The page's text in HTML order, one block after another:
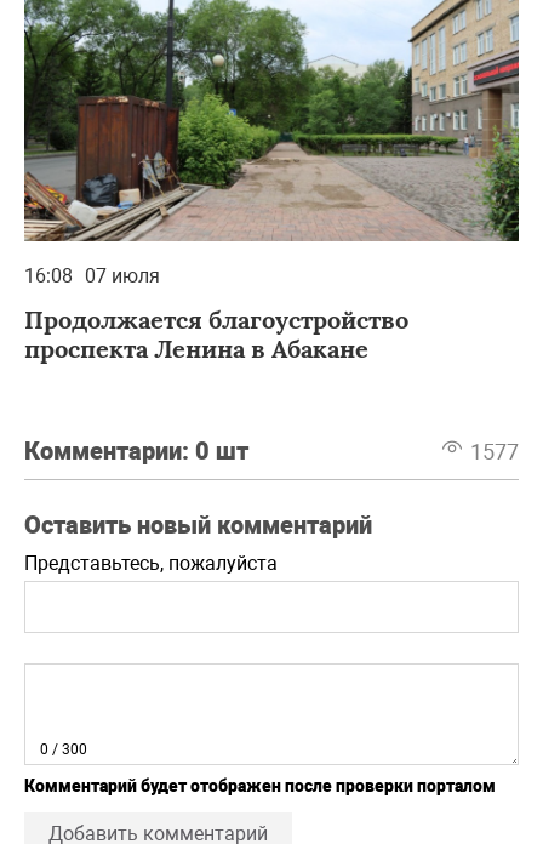
16:08 07 июля
Продолжается благоустройство
проспекта Ленина в Абакане
Комментарии: 0 шт 1577
Оставить новый комментарий
Представьтесь, пожалуйста
0 / 300
Комментарий будет отображен после проверки порталом
Добавить комментарий